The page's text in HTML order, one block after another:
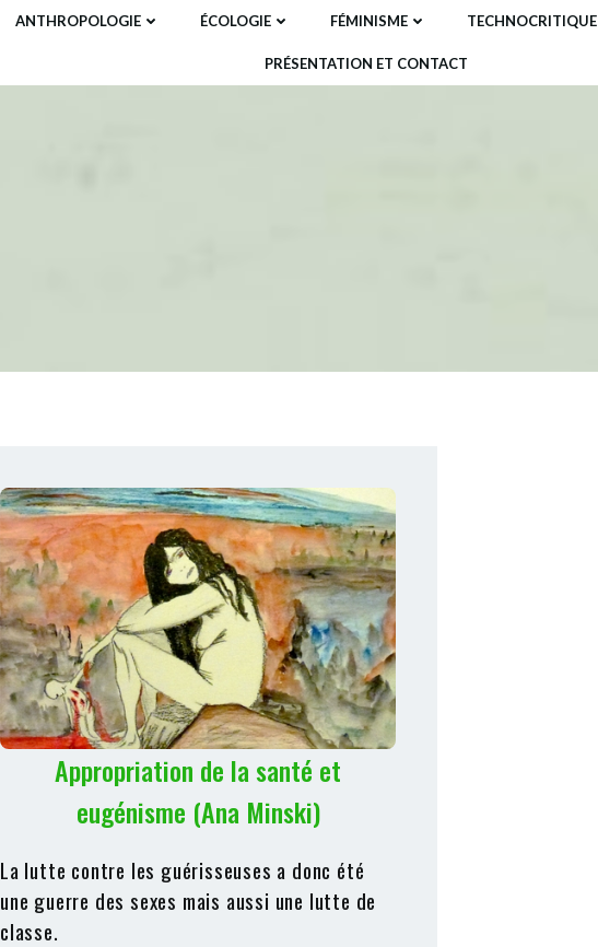
ANTHROPOLOGIE ÉCOLOGIE FÉMINISME TECHNOCRITIQUE
PRÉSENTATION ET CONTACT
Appropriation de la santé et
eugénisme (Ana Minski)
La lutte contre les guérisseuses a donc été
une guerre des sexes mais aussi une lutte de
classe.